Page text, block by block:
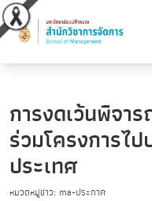
การงดเว้นพิจา
ร่วมโครงการไ
ประเทศ
หมวดหมู่ข่าว: ma-ประกาศ